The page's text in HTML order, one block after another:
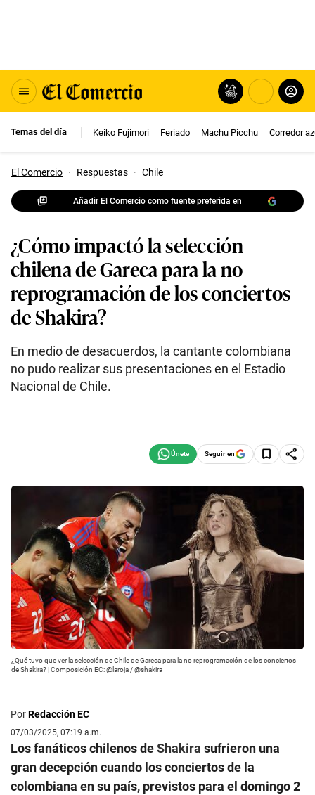
Temas del día Keiko Fujimori Feriado Machu Picchu Corredor
El Comercio · Respuestas · Chile
Añadir El Comercio como fuente preferida en
¿Cómo impactó la selección
chilena de Gareca para la no
reprogramación de los conciertos
de Shakira?
En medio de desacuerdos, la cantante colombiana
no pudo realizar sus presentaciones en el Estadio
Nacional de Chile.
Seguir en
¿Qué tuvo que ver la selección de Chile de Gareca para la no reprogramación de los conciertos
de Shakira? | Composición EC: @laroja / @shakira
PorRedacción EC
07/03/2025, 07:19 a.m.
Los fanáticos chilenos deShakira sufrieron una
gran decepción cuando los conciertos de la
colombiana en su país, previstos para el domingo 2